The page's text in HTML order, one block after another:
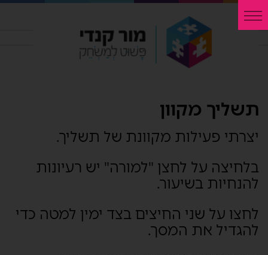
תשליך מקוון
יצרתי פעילות מקוונת של תשליך.
בלחיצה על לחצן "למורה" יש רעיונות
להנחיות בשיעור.
לחצו על שני החיצים בצד ימין למטה כדי
להגדיל את המסך.